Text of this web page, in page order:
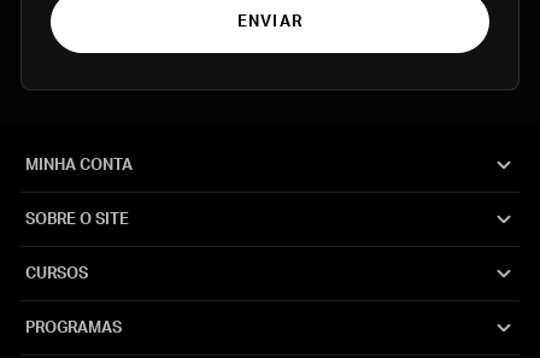
ENVIAR
MINHA CONTA
SOBRE O SITE
CURSOS
PROGRAMAS